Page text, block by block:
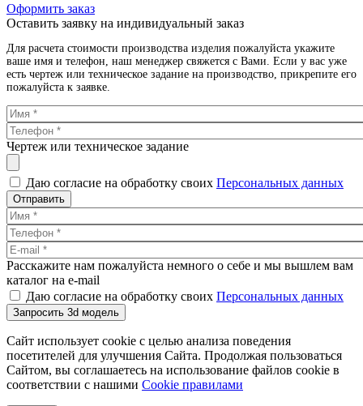
Оформить заказ
Оставить заявку на индивидуальный заказ
Для расчета стоимости производства изделия пожалуйста укажите
ваше имя и телефон, наш менеджер свяжется с Вами. Если у вас уже
есть чертеж или техническое задание на производство, прикрепите его
пожалуйста к заявке.
Чертеж или техническое задание
Даю согласие на обработку своих Персональных данных
Отправить
Расскажите нам пожалуйста немного о себе и мы вышлем вам
каталог на e-mail
Даю согласие на обработку своих Персональных данных
Запросить 3d модель
Сайт использует cookie с целью анализа поведения
посетителей для улучшения Сайта. Продолжая пользоваться
Сайтом, вы соглашаетесь на использование файлов cookie в
соответствии с нашими Cookiе правилами